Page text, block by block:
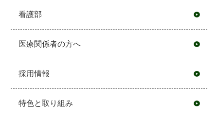
看護部
医療関係者の方へ
採用情報
特色と取り組み